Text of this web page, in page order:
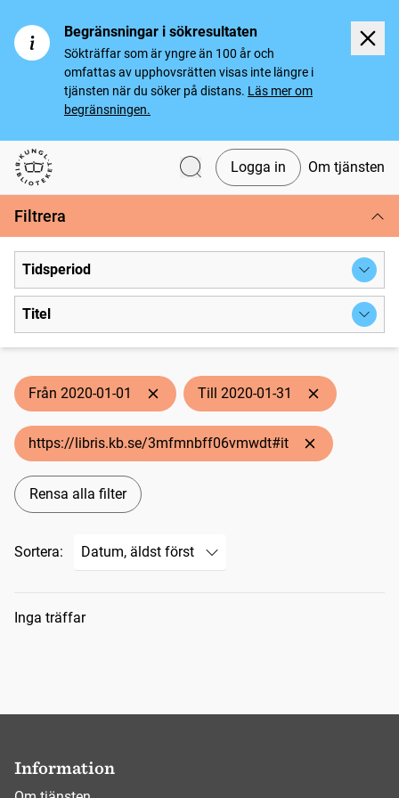
Begränsningar i sökresultaten
Sökträffar som är yngre än 100 år och
omfattas av upphovsrätten visas inte längre i
tjänsten när du söker på distans. Läs mer om
begränsningen.
Svenska tidningar
Logga in Om tjänsten
Filtrera
Tidsperiod
Titel
Från 2020-01-01 Till 2020-01-31
https://libris.kb.se/3mfmnbff06vmwdt#it
Rensa alla filter
Sortera:
Sökresultat
Inga träffar
Information